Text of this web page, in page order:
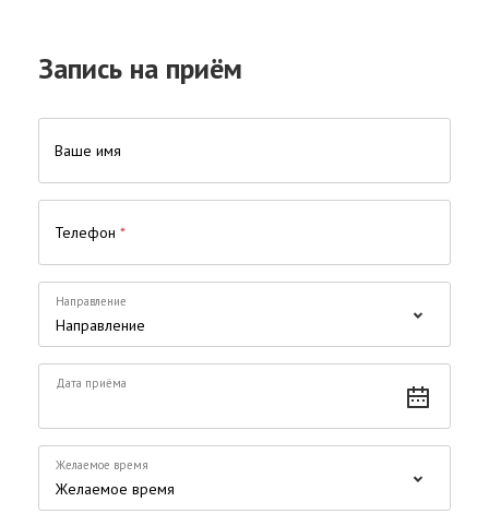
Запись на приём
Ваше имя
Телефон *
Направление
Дата приёма
Желаемое время